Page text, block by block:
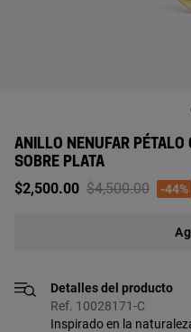
ANILLO NENUFAR PÉTALO
SOBRE PLATA
$2,500.00 Price reduced
$4,500.00to-44%
Detalles del producto
Ref. 10028171-C
Inspirado en la